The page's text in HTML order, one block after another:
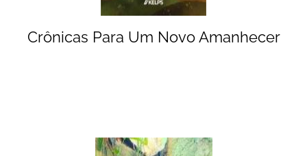
Crônicas Para Um Novo Amanhecer